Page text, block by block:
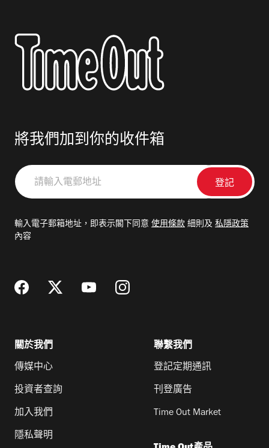
將我們加到你的收件箱
請
輸
郵
輸入電子郵箱地址，即表示閣下同意 使用條款 細則及 私隱政策
內容
關於我們
傳媒中心
投資者查詢
加入我們
隱私聲明
聯繫我們
登記定期通訊
刊登廣告
Time Out Market